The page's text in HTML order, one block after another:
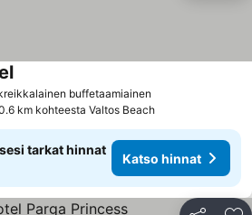
buffetaamiainen
Katso hinnat
km kohteesta Valtos Beach
tarkat hinnat
Katso hinnat